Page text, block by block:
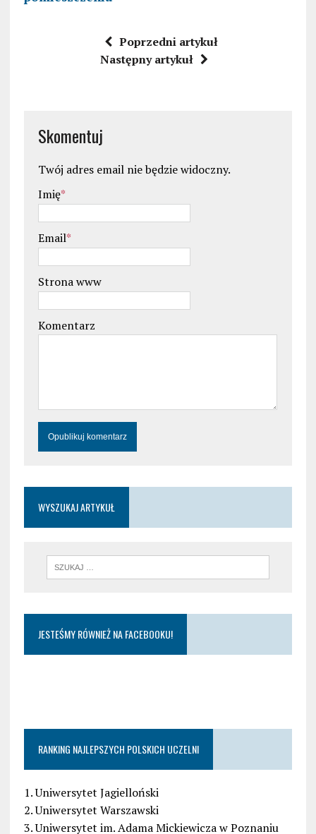
Poprzedni artykuł
Następny artykuł
Skomentuj
Twój adres email nie będzie widoczny.
Imię*
Email*
Strona www
Komentarz
WYSZUKAJ ARTYKUŁ
JESTEŚMY RÓWNIEŻ NA FACEBOOKU!
RANKING NAJLEPSZYCH POLSKICH UCZELNI
1. Uniwersytet Jagielloński
2. Uniwersytet Warszawski
3. Uniwersytet im. Adama Mickiewicza w Poznaniu